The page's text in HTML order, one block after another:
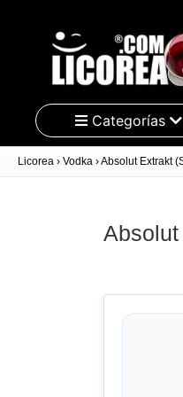
Categorías
Licorea › Vodka ›Absolut Extrakt